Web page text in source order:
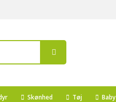
Skønhed Tøj Baby